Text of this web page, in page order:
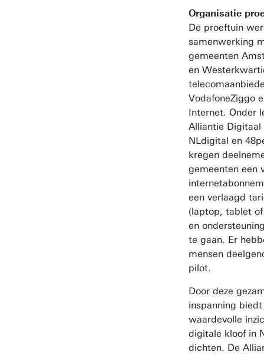
Organisatie
De proeftuin
samenwerking
gemeenten
en
VodafoneZiggo
Internet. Onder
Alliantie Digitaal
NLdigital en
kregen
gemeenten een
een verlaagd
(laptop, tablet
en
te gaan. Er
mensen
pilot.
Door deze
inspanning
waardevolle
digitale kloof in
dichten. De